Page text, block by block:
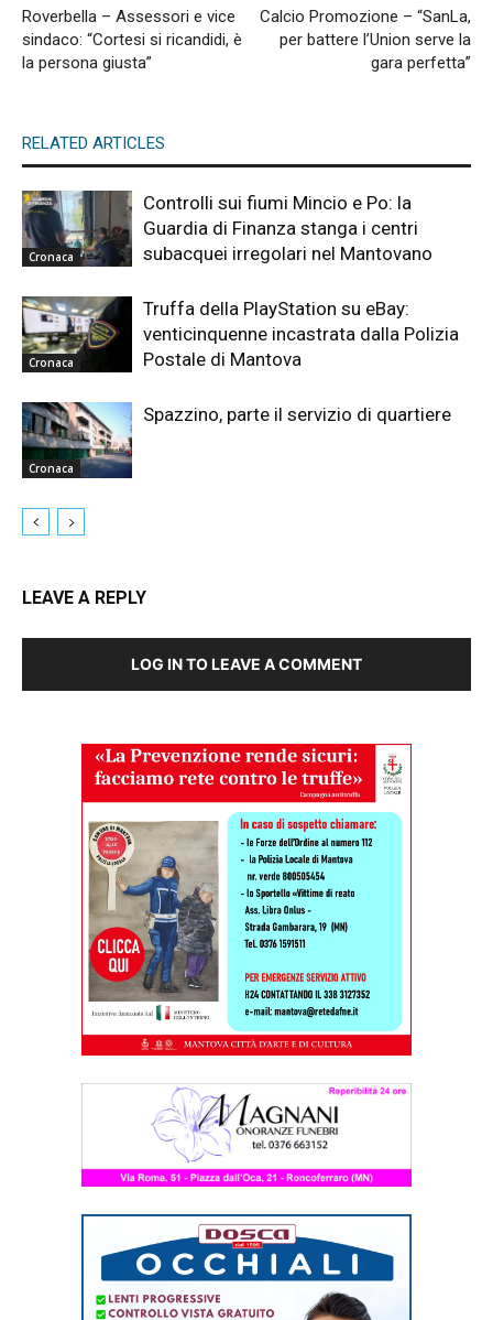
Roverbella – Assessori e vice
sindaco: “Cortesi si ricandidi, è
la persona giusta”
Calcio Promozione – “SanLa,
per battere l’Union serve la
gara perfetta”
RELATED ARTICLES
Cronaca
Controlli sui fiumi Mincio e Po: la
Guardia di Finanza stanga i centri
subacquei irregolari nel Mantovano
Cronaca
Truffa della PlayStation su eBay:
venticinquenne incastrata dalla Polizia
Postale di Mantova
Cronaca
Spazzino, parte il servizio di quartiere
LEAVE A REPLY
LOG IN TO LEAVE A COMMENT